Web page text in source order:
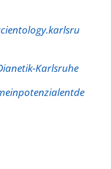
Karlsruhe